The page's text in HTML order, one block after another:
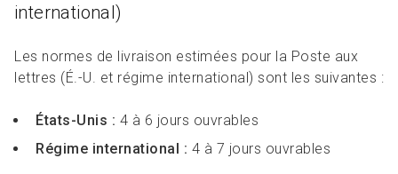
international)
Les normes de livraison estimées pour la Poste aux
lettres (É.-U. et régime international) sont les suivantes :
États-Unis : 4 à 6 jours ouvrables
Régime international : 4 à 7 jours ouvrables